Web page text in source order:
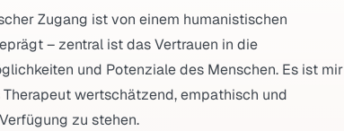
Zugang ist von einem humanistischen
– zentral ist das Vertrauen in die
und Potenziale des Menschen. Es ist mir
Therapeut wertschätzend, empathisch und
zu stehen.